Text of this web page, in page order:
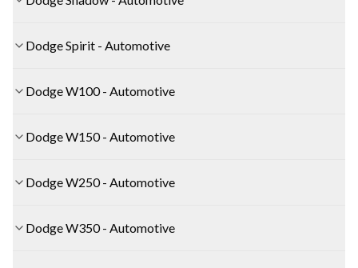
Dodge Spirit - Automotive
Dodge W100 - Automotive
Dodge W150 - Automotive
Dodge W250 - Automotive
Dodge W350 - Automotive